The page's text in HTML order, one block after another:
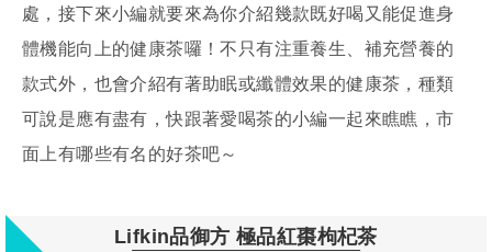
處，接下來小編就要來為你介紹幾款既好喝又能促進身
體機能向上的健康茶囉！不只有注重養生、補充營養的
款式外，也會介紹有著助眠或纖體效果的健康茶，種類
可說是應有盡有，快跟著愛喝茶的小編一起來瞧瞧，市
面上有哪些有名的好茶吧～
Lifkin品御方 極品紅棗枸杞茶